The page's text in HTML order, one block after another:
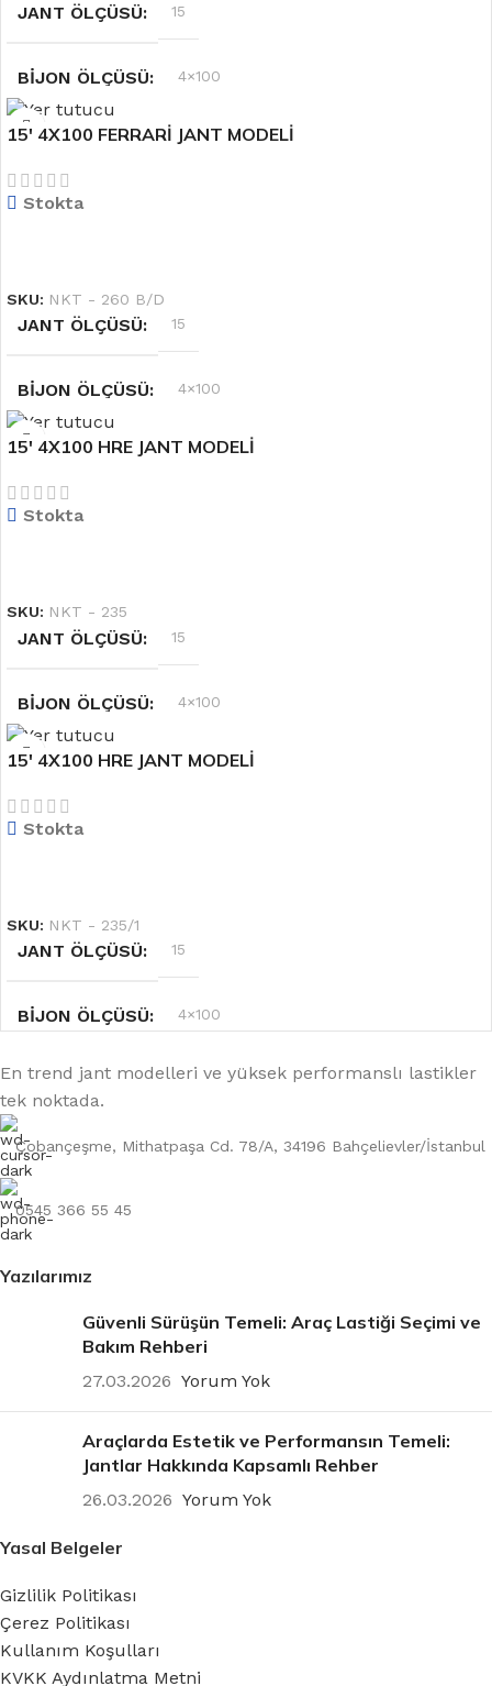
JANT ÖLÇÜSÜ 15
BIJON ÖLÇÜSÜ 4×100
OFSET 6.5''
RENK
15′ 4X100 FERRARİ JANT MODELİ
Stokta
SKU: NKT - 260 B/D
JANT ÖLÇÜSÜ 15
BIJON ÖLÇÜSÜ 4×100
RENK Siyah
OFSET
15′ 4X100 HRE JANT MODELİ
Stokta
SKU: NKT - 235
JANT ÖLÇÜSÜ 15
BIJON ÖLÇÜSÜ 4×100
OFSET 6.5''
RENK
15′ 4X100 HRE JANT MODELİ
Stokta
SKU: NKT - 235/1
JANT ÖLÇÜSÜ 15
BIJON ÖLÇÜSÜ 4×100
RENK Siyah
OFSET 6.5''
En trend jant modelleri ve yüksek performanslı lastikler
tek noktada.
Çobançeşme, Mithatpaşa Cd. 78/A, 34196 Bahçelievler/İstanbul
0545 366 55 45
Yazılarımız
Güvenli Sürüşün Temeli: Araç Lastiği Seçimi ve
Bakım Rehberi
27.03.2026 Yorum Yok
Araçlarda Estetik ve Performansın Temeli:
Jantlar Hakkında Kapsamlı Rehber
26.03.2026 Yorum Yok
Yasal Belgeler
Gizlilik Politikası
Çerez Politikası
Kullanım Koşulları
KVKK Aydınlatma Metni